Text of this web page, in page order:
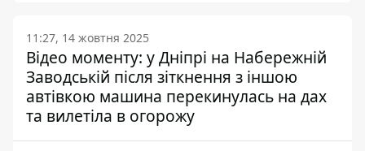
11:27, 14 жовтня 2025
Відео моменту: у Дніпрі на Набережній
Заводській після зіткнення з іншою
автівкою машина перекинулась на дах
та вилетіла в огорожу